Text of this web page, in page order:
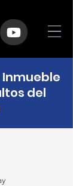
del